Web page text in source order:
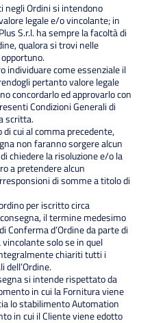
negli Ordini si intendono
legale e/o vincolante; in
S.r.l. ha sempre la facoltà di
qualora si trovi nelle
individuare come essenziale il
pertanto valore legale
concordarlo ed approvarlo con
Condizioni Generali di
scritta.
cui al comma precedente,
non faranno sorgere alcun
chiedere la risoluzione e/o la
a pretendere alcun
di somme a titolo di
per iscritto circa
il termine medesimo
Conferma d’Ordine da parte di
solo se in quel
chiariti tutti i
dell’Ordine.
si intende rispettato da
in cui la Fornitura viene
lo stabilimento Automation
in cui il Cliente viene edotto